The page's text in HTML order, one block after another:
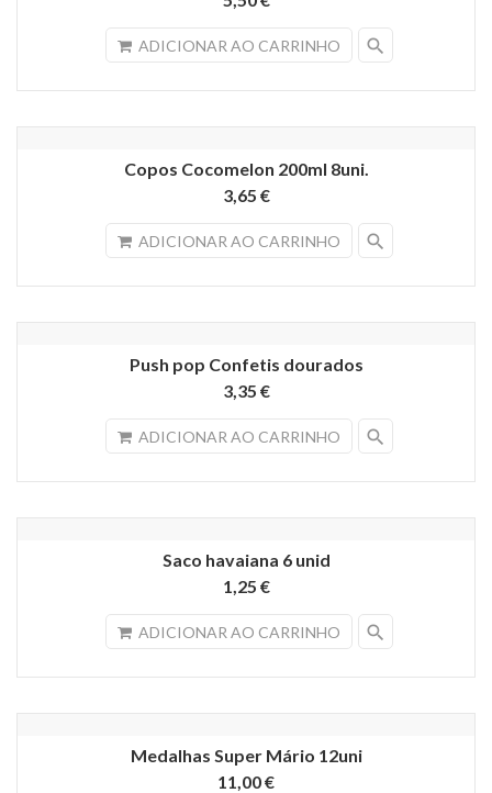
ADICIONAR AO CARRINHO search
Copos Cocomelon 200ml 8uni.
3,65 €
ADICIONAR AO CARRINHO search
Push pop Confetis dourados
3,35 €
ADICIONAR AO CARRINHO search
Saco havaiana 6 unid
1,25 €
ADICIONAR AO CARRINHO search
Medalhas Super Mário 12uni
11,00 €